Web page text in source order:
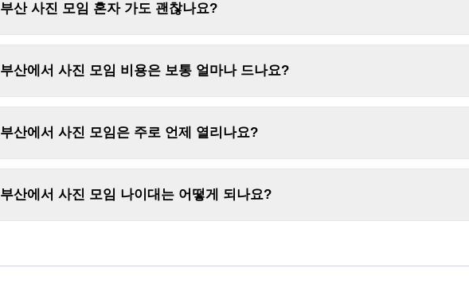
부산 사진 모임 혼자 가도 괜찮나요?
부산에서 사진 모임 비용은 보통 얼마나 드나요?
부산에서 사진 모임은 주로 언제 열리나요?
부산에서 사진 모임 나이대는 어떻게 되나요?